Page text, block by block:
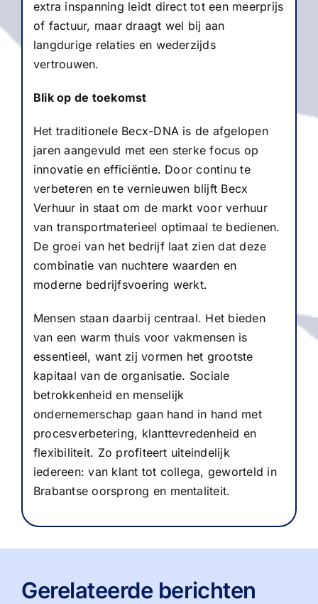
extra inspanning leidt direct tot een meerprijs
of factuur, maar draagt wel bij aan
langdurige relaties en wederzijds
vertrouwen.
Blik op de toekomst
Het traditionele Becx-DNA is de afgelopen
jaren aangevuld met een sterke focus op
innovatie en efficiëntie. Door continu te
verbeteren en te vernieuwen blijft Becx
Verhuur in staat om de markt voor verhuur
van transportmaterieel optimaal te bedienen.
De groei van het bedrijf laat zien dat deze
combinatie van nuchtere waarden en
moderne bedrijfsvoering werkt.
Mensen staan daarbij centraal. Het bieden
van een warm thuis voor vakmensen is
essentieel, want zij vormen het grootste
kapitaal van de organisatie. Sociale
betrokkenheid en menselijk
ondernemerschap gaan hand in hand met
procesverbetering, klanttevredenheid en
flexibiliteit. Zo profiteert uiteindelijk
iedereen: van klant tot collega, geworteld in
Brabantse oorsprong en mentaliteit.
Gerelateerde berichten